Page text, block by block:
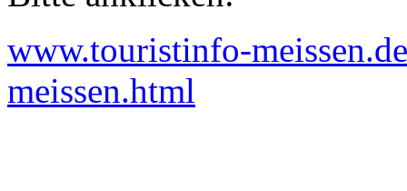
www.touristinfo-
meissen.html